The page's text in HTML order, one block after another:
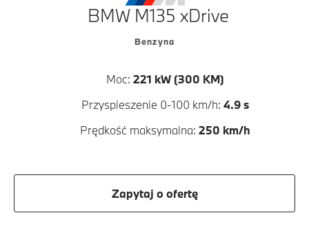
BMW M135 xDrive
Benzyna
Moc: 221 kW (300 KM)
Przyspieszenie 0-100 km/h: 4.9 s
Prędkość maksymalna: 250 km/h
Zapytaj o ofertę